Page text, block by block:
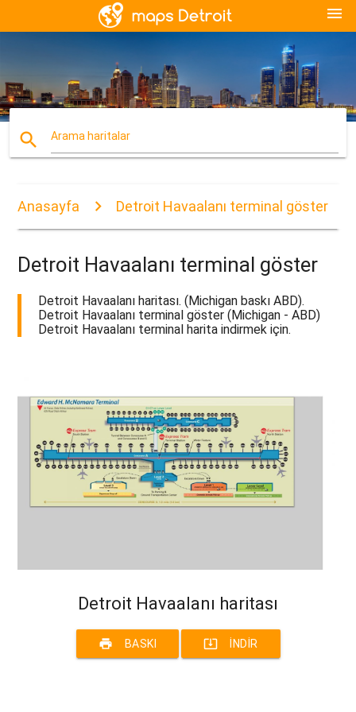
menu
search Arama haritalar
Anasayfa Detroit Havaalanı terminal göster
Detroit Havaalanı terminal göster
Detroit Havaalanı haritası. (Michigan baskı ABD).
Detroit Havaalanı terminal göster (Michigan - ABD)
Detroit Havaalanı terminal harita indirmek için.
Detroit Havaalanı haritası
print BASKI system_update_alt İNDIR